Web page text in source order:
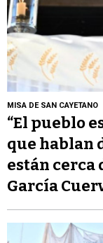
MISA DE SAN CAYETANO
“El pueblo
que hablan
están cerca
García